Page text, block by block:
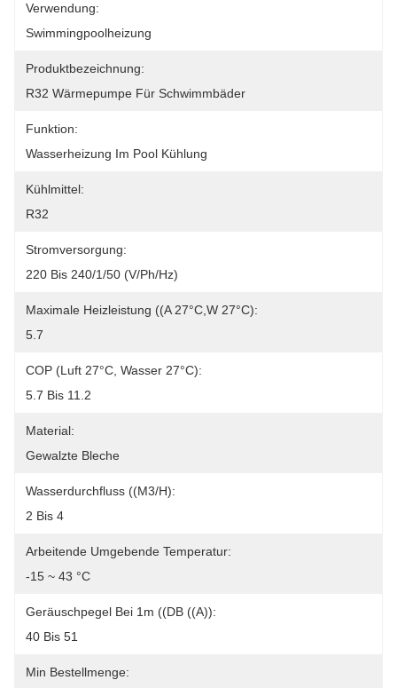
Verwendung:
Swimmingpoolheizung
Produktbezeichnung:
R32 Wärmepumpe Für Schwimmbäder
Funktion:
Wasserheizung Im Pool Kühlung
Kühlmittel:
R32
Stromversorgung:
220 Bis 240/1/50 (V/Ph/Hz)
Maximale Heizleistung ((A 27°C,W 27°C):
5.7
COP (Luft 27°C, Wasser 27°C):
5.7 Bis 11.2
Material:
Gewalzte Bleche
Wasserdurchfluss ((m3/h):
2 Bis 4
Arbeitende Umgebende Temperatur:
-15 ~ 43 °C
Geräuschpegel Bei 1m ((dB ((A)):
40 Bis 51
Min Bestellmenge: